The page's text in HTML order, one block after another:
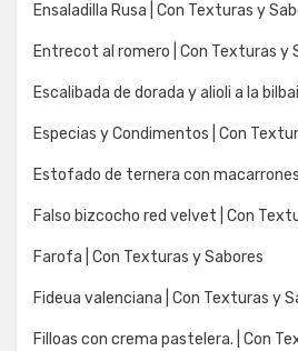
Ensaladilla Rusa | Con Texturas y
Entrecot al romero | Con Texturas y
Escalibada de dorada y alioli a la
Especias y Condimentos | Con
Estofado de ternera con macarrones
Falso bizcocho red velvet | Con
Farofa | Con Texturas y Sabores
Fideua valenciana | Con Texturas y
Filloas con crema pastelera. | Con